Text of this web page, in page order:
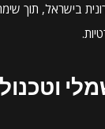
בישראל, תוך